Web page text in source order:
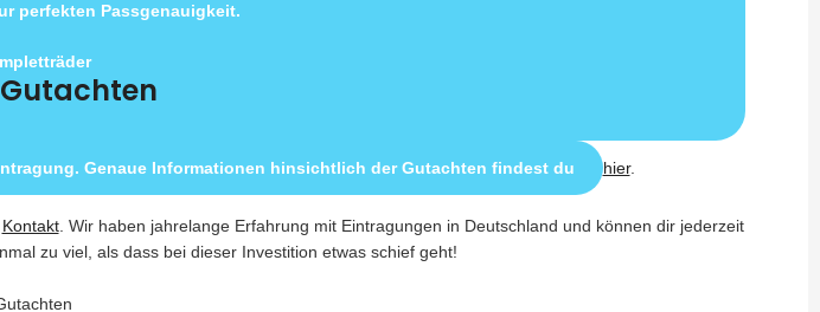
perfekten Passgenauigkeit.
Gutachten
Genaue Informationen hinsichtlich der Gutachten findest du hier.
Kontakt. Wir haben jahrelange Erfahrung mit Eintragungen in Deutschland und können dir jederzeit
zu viel, als dass bei dieser Investition etwas schief geht!